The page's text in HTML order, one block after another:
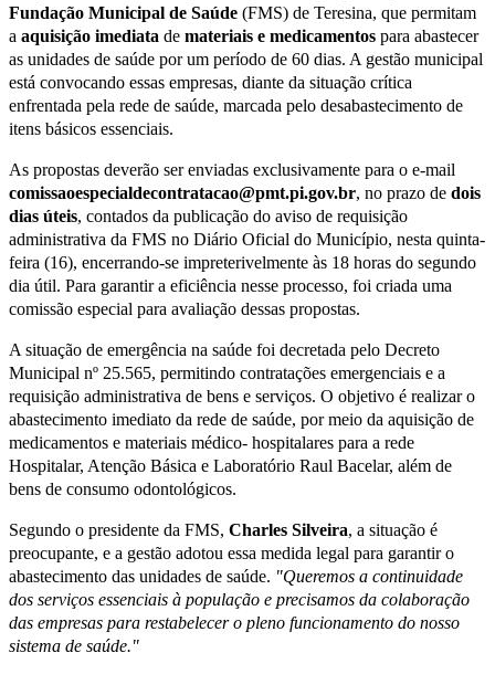
Fundação Municipal de Saúde (FMS) de Teresina, que permitam
a aquisição imediata de materiais e medicamentos para abastecer
as unidades de saúde por um período de 60 dias. A gestão municipal
está convocando essas empresas, diante da situação crítica
enfrentada pela rede de saúde, marcada pelo desabastecimento de
itens básicos essenciais.
As propostas deverão ser enviadas exclusivamente para o e-mail
comissaoespecialdecontratacao@pmt.pi.gov.br, no prazo de dois
dias úteis, contados da publicação do aviso de requisição
administrativa da FMS no Diário Oficial do Município, nesta quinta-
feira (16), encerrando-se impreterivelmente às 18 horas do segundo
dia útil. Para garantir a eficiência nesse processo, foi criada uma
comissão especial para avaliação dessas propostas.
A situação de emergência na saúde foi decretada pelo Decreto
Municipal nº 25.565, permitindo contratações emergenciais e a
requisição administrativa de bens e serviços. O objetivo é realizar o
abastecimento imediato da rede de saúde, por meio da aquisição de
medicamentos e materiais médico- hospitalares para a rede
Hospitalar, Atenção Básica e Laboratório Raul Bacelar, além de
bens de consumo odontológicos.
Segundo o presidente da FMS, Charles Silveira, a situação é
preocupante, e a gestão adotou essa medida legal para garantir o
abastecimento das unidades de saúde. "Queremos a continuidade
dos serviços essenciais à população e precisamos da colaboração
das empresas para restabelecer o pleno funcionamento do nosso
sistema de saúde."